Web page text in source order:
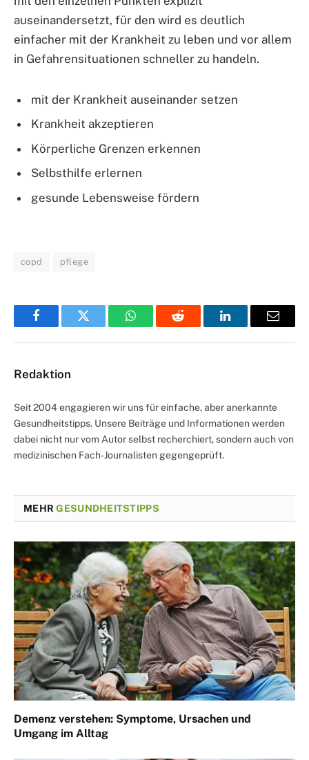
auseinandersetzt, für den wird es deutlich
einfacher mit der Krankheit zu leben und vor allem
in Gefahrensituationen schneller zu handeln.
mit der Krankheit auseinander setzen
Krankheit akzeptieren
Körperliche Grenzen erkennen
Selbsthilfe erlernen
gesunde Lebensweise fördern
copd pflege
FacebookTwitter WhatsAppReddit LinkedInEmail
Redaktion
Seit 2004 engagieren wir uns für einfache, aber anerkannte
Gesundheitstipps. Unsere Beiträge und Informationen werden
dabei nicht nur vom Autor selbst recherchiert, sondern auch von
medizinischen Fach-Journalisten gegengeprüft.
MEHRGESUNDHEITSTIPPS
Demenz verstehen: Symptome, Ursachen und
Umgang im Alltag